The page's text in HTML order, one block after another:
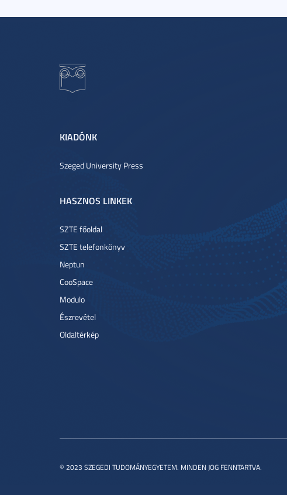
KIADÓNK
Szeged University Press
HASZNOS LINKEK
SZTE főoldal
SZTE telefonkönyv
Neptun
CooSpace
Modulo
Észrevétel
Oldaltérkép
© 2023 SZEGEDI TUDOMÁNYEGYETEM. MINDEN JOG FENNTARTVA.